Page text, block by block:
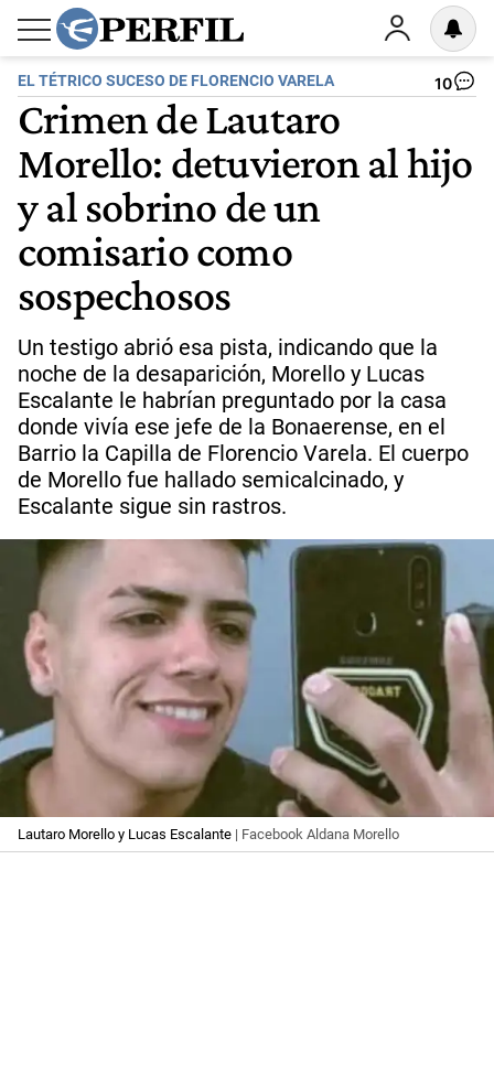
EL TÉTRICO SUCESO DE FLORENCIO VARELA 10
Crimen de Lautaro
Morello: detuvieron al hijo
y al sobrino de un
comisario como
sospechosos
Un testigo abrió esa pista, indicando que la
noche de la desaparición, Morello y Lucas
Escalante le habrían preguntado por la casa
donde vivía ese jefe de la Bonaerense, en el
Barrio la Capilla de Florencio Varela. El cuerpo
de Morello fue hallado semicalcinado, y
Escalante sigue sin rastros.
Lautaro Morello y Lucas Escalante | Facebook Aldana Morello